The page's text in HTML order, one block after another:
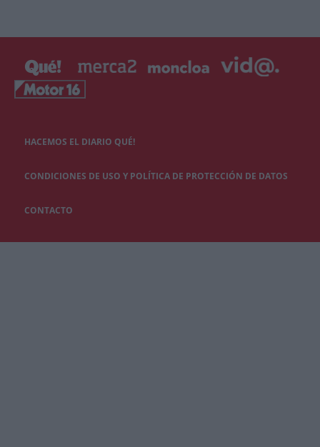
HACEMOS EL DIARIO QUÉ!
CONDICIONES DE USO Y POLÍTICA DE PROTECCIÓN DE DATOS
CONTACTO